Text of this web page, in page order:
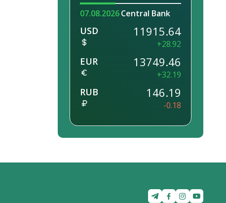
07.08.2026Central Bank
USD 11915.64
+28.92
EUR 13749.46
+32.19
RUB 146.19
-0.18